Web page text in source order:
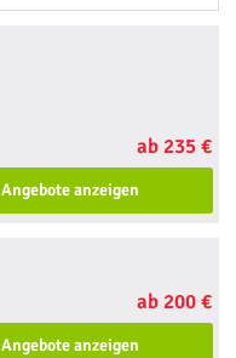
ab 235 €
Angebote anzeigen
ab 200 €
Angebote anzeigen